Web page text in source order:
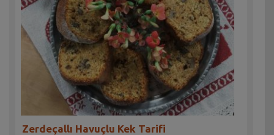
Zerdeçallı Havuçlu Kek Tarifi